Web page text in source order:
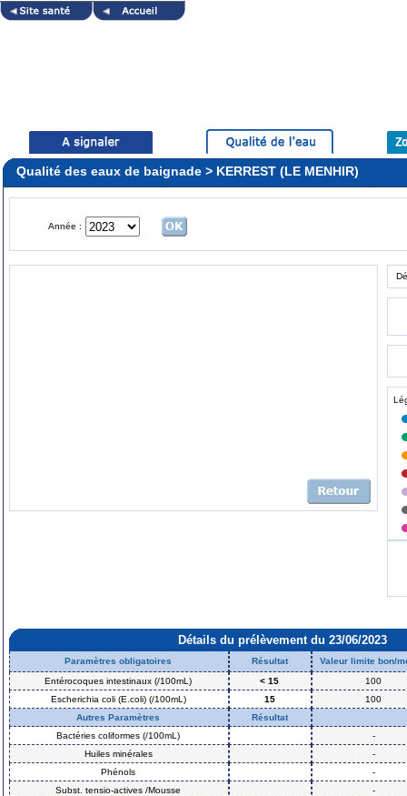
Qualité des eaux de baignade > KERREST (LE MENHIR)
Année :
Détails du prélèvement du 23/06/2023
Paramètres obligatoires Résultat
Valeur limite bon/
Entérocoques intestinaux (/100mL)
< 15
100
Escherichia coli (E.coli) (/100mL)
15
100
Autres Paramètres
Résultat
Bactéries coliformes (/100mL)
-
Huiles minérales
-
Phénols
-
Subst. tensio-actives /Mousse
-